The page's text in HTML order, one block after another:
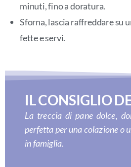
minuti, fino a doratura.
Sforna, lascia raffreddare su
fette e servi.
IL CONSIGLIO
La treccia di pane dolce,
perfetta per una colazione o
in famiglia.